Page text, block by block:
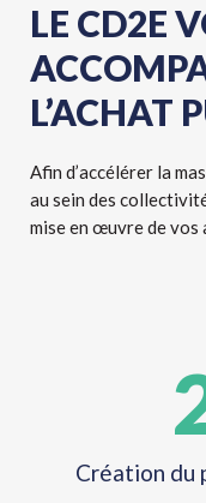
LE CD2E
L’ACHAT
Afin d’accélérer la
au sein des
mise en œuvre de vos
Création du